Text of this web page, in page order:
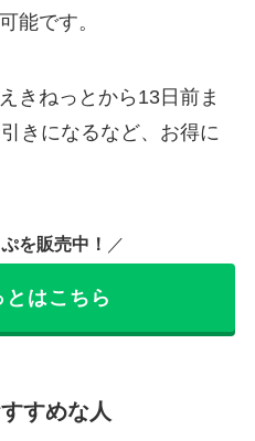
能です。
きねっとから13日前ま
きになるなど、お得に
を販売中！ ／
とはこちら
すめな人